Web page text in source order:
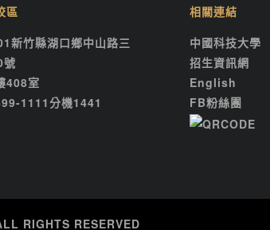
區
新竹縣湖口鄉中山路三
號
408室
1111分機1441
相關連結
中國科技大學
招生資訊網
English
FB粉絲團
RIGHTS RESERVED